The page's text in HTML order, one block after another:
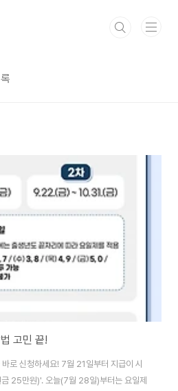
고민 끝!
로 신청하세요! 7월 21일부터 지급이 시
25만원)'. 오늘(7월 28일)부터는 요일제